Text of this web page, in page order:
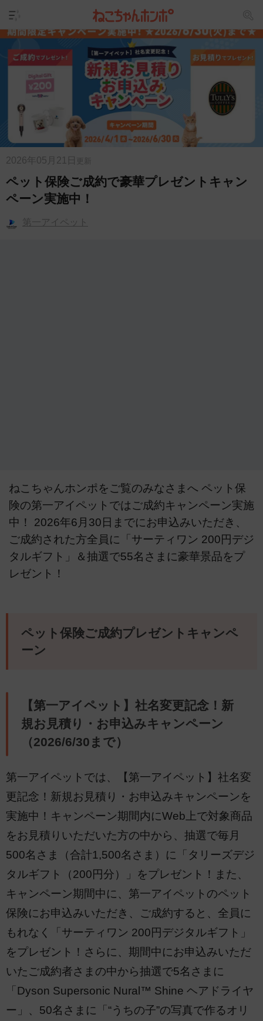
2026年05月21日 更新
ペット保険ご成約で豪華プレゼントキャン
ペーン実施中！
第一アイペット
ねこちゃんホンポをご覧のみなさまへ ペット保
険の第一アイペットではご成約キャンペーン実施
中！ 2026年6月30日までにお申込みいただき、
ご成約された方全員に「サーティワン 200円デジ
タルギフト」＆抽選で55名さまに豪華景品をプ
レゼント！
ペット保険ご成約プレゼントキャンペ
ーン
【第一アイペット】社名変更記念！新
規お見積り・お申込みキャンペーン
（2026/6/30まで）
第一アイペットでは、【第一アイペット】社名変
更記念！新規お見積り・お申込みキャンペーンを
実施中！キャンペーン期間内にWeb上で対象商品
をお見積りいただいた方の中から、抽選で毎月
500名さま（合計1,500名さま）に「タリーズデジ
タルギフト（200円分）」をプレゼント！また、
キャンペーン期間中に、第一アイペットのペット
保険にお申込みいただき、ご成約すると、全員に
もれなく「サーティワン 200円デジタルギフト」
をプレゼント！さらに、期間中にお申込みいただ
いたご成約者さまの中から抽選で5名さまに
「Dyson Supersonic Nural™ Shine ヘアドライヤ
ー」、50名さまに「“うちの子”の写真で作るオリ